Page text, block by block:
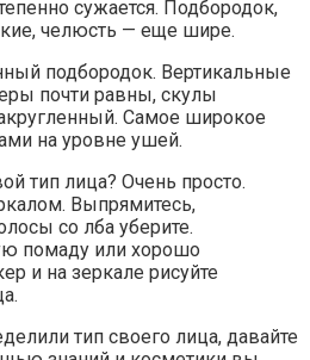
сужается. Подбородок,
челюсть — еще шире.
подбородок. Вертикальные
почти равны, скулы
Самое широкое
на уровне ушей.
тип лица? Очень просто.
Выпрямитесь,
со лба уберите.
помаду или хорошо
и на зеркале рисуйте
тип своего лица, давайте